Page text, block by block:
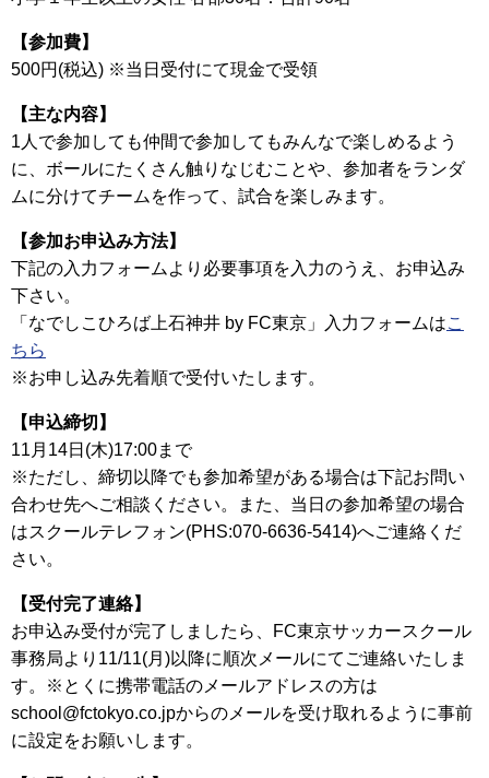
【参加費】
500円(税込) ※当日受付にて現金で受領
【主な内容】
1人で参加しても仲間で参加してもみんなで楽しめるよう
に、ボールにたくさん触りなじむことや、参加者をランダ
ムに分けてチームを作って、試合を楽しみます。
【参加お申込み方法】
下記の入力フォームより必要事項を入力のうえ、お申込み
下さい。
「なでしこひろば上石神井 by FC東京」入力フォームはこ
ちら
※お申し込み先着順で受付いたします。
【申込締切】
11月14日(木)17:00まで
※ただし、締切以降でも参加希望がある場合は下記お問い
合わせ先へご相談ください。また、当日の参加希望の場合
はスクールテレフォン(PHS:070-6636-5414)へご連絡くだ
さい。
【受付完了連絡】
お申込み受付が完了しましたら、FC東京サッカースクール
事務局より11/11(月)以降に順次メールにてご連絡いたしま
す。※とくに携帯電話のメールアドレスの方は
school@fctokyo.co.jpからのメールを受け取れるように事前
に設定をお願いします。